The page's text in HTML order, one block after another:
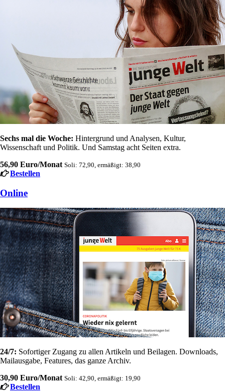
Sechs mal die Woche: Hintergrund und Analysen, Kultur,
Wissenschaft und Politik. Und Samstag acht Seiten extra.
56,90 Euro/Monat Soli: 72,90, ermäßigt: 38,90
Bestellen
Online
24/7: Sofortiger Zugang zu allen Artikeln und Beilagen. Downloads,
Mailausgabe, Features, das ganze Archiv.
30,90 Euro/Monat Soli: 42,90, ermäßigt: 19,90
Bestellen